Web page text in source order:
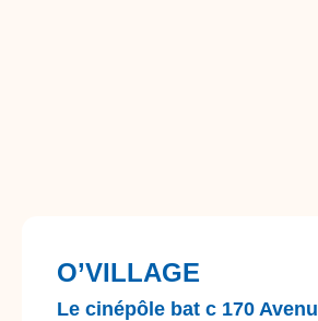
O’VILLAGE
Le cinépôle bat c 170